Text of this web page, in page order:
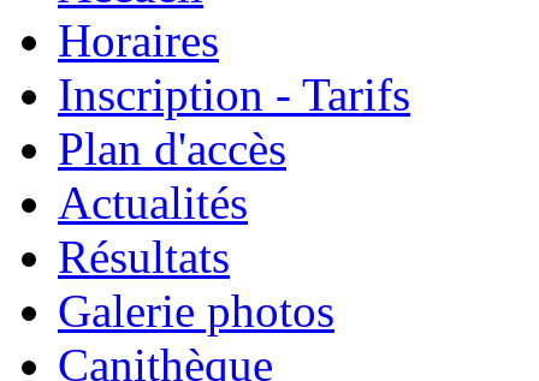
Horaires
Inscription - Tarifs
Plan d'accès
Actualités
Résultats
Galerie photos
Canithèque